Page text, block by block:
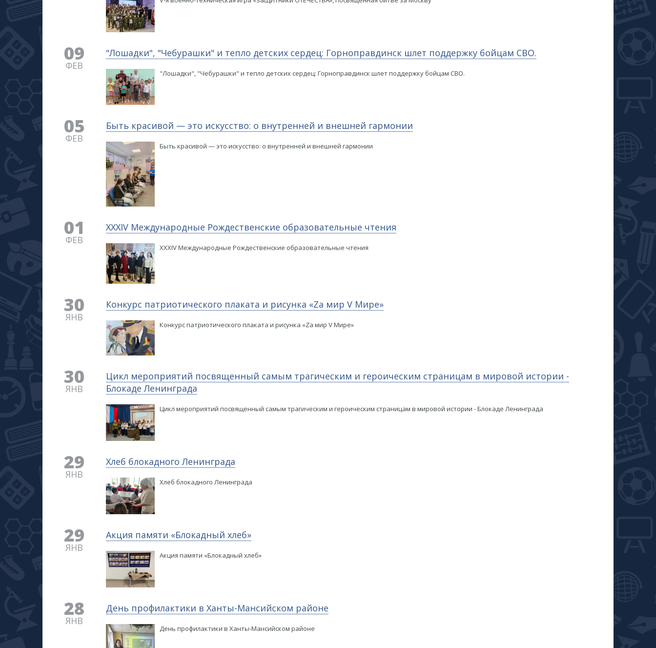
09
ФЕВ
​"Лошадки", "Чебурашки" и тепло детских сердец: Горноправдинск шлет поддержку бойцам СВО.
​"Лошадки", "Чебурашки" и тепло детских сердец: Горноправдинск шлет поддержку бойцам СВО.
05
ФЕВ
Быть красивой — это искусство: о внутренней и внешней гармонии
Быть красивой — это искусство: о внутренней и внешней гармонии
01
ФЕВ
XXXIV Международные Рождественские образовательные чтения
XXXIV Международные Рождественские образовательные чтения
30
ЯНВ
Конкурс патриотического плаката и рисунка «Zа мир V Мире»
Конкурс патриотического плаката и рисунка «Zа мир V Мире»
30
ЯНВ
Цикл мероприятий посвященный самым трагическим и героическим страницам в мировой истории -
Блокаде Ленинграда
Цикл мероприятий посвященный самым трагическим и героическим страницам в мировой истории - Блокаде Ленинграда
29
ЯНВ
Хлеб блокадного Ленинграда
Хлеб блокадного Ленинграда
29
ЯНВ
Акция памяти «Блокадный хлеб»
Акция памяти «Блокадный хлеб»
28
ЯНВ
​День профилактики в Ханты-Мансийском районе
​День профилактики в Ханты-Мансийском районе